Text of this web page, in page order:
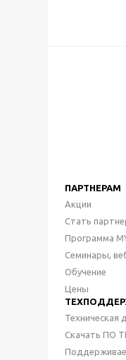
ПАРТНЕРАМ
Акции
Стать
Программа
Семинары,
Обучение
Цены
Техническая
Скачать ПО